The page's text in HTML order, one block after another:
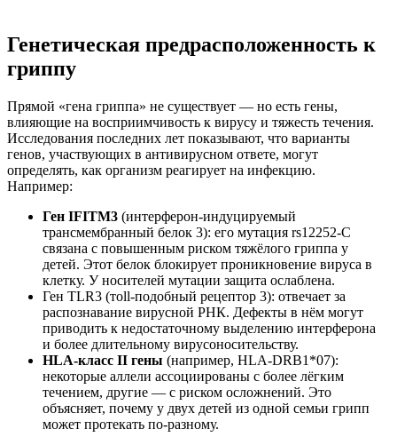
Генетическая предрасположенность к
гриппу
Прямой «гена гриппа» не существует — но есть гены,
влияющие на восприимчивость к вирусу и тяжесть течения.
Исследования последних лет показывают, что варианты
генов, участвующих в антивирусном ответе, могут
определять, как организм реагирует на инфекцию.
Например:
Ген IFITM3 (интерферон-индуцируемый
трансмембранный белок 3): его мутация rs12252-C
связана с повышенным риском тяжёлого гриппа у
детей. Этот белок блокирует проникновение вируса в
клетку. У носителей мутации защита ослаблена.
Ген TLR3 (тoll-подобный рецептор 3): отвечает за
распознавание вирусной РНК. Дефекты в нём могут
приводить к недостаточному выделению интерферона
и более длительному вирусоносительству.
HLA-класс II гены (например, HLA-DRB1*07):
некоторые аллели ассоциированы с более лёгким
течением, другие — с риском осложнений. Это
объясняет, почему у двух детей из одной семьи грипп
может протекать по-разному.